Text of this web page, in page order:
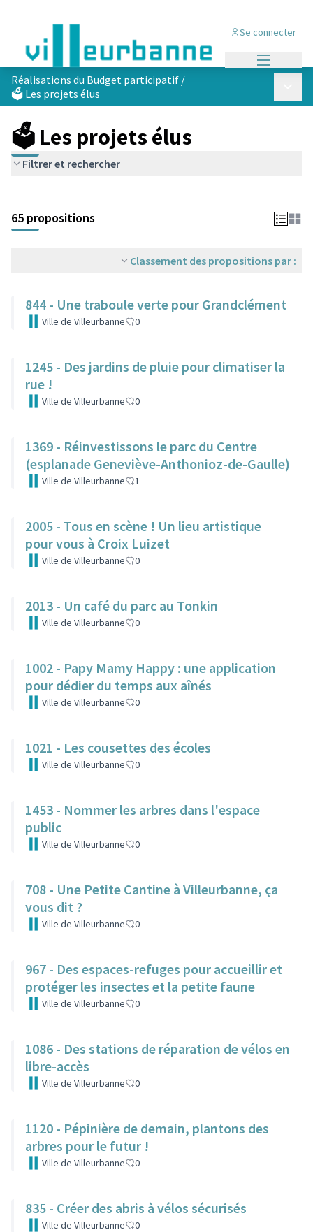
Se connecter
Réalisations du Budget participatif /
🗳️ Les projets élus
🗳️ Les projets élus
Filtrer et rechercher
+
−
65 propositions
Classement des propositions par :
844 - Une traboule verte pour Grandclément
Ville de Villeurbanne 0
1245 - Des jardins de pluie pour climatiser la
rue !
Ville de Villeurbanne 0
1369 - Réinvestissons le parc du Centre
(esplanade Geneviève-Anthonioz-de-Gaulle)
Ville de Villeurbanne 1
2005 - Tous en scène ! Un lieu artistique
pour vous à Croix Luizet
Ville de Villeurbanne 0
2013 - Un café du parc au Tonkin
Ville de Villeurbanne 0
1002 - Papy Mamy Happy : une application
pour dédier du temps aux aînés
Ville de Villeurbanne 0
1021 - Les cousettes des écoles
Ville de Villeurbanne 0
1453 - Nommer les arbres dans l'espace
public
Ville de Villeurbanne 0
708 - Une Petite Cantine à Villeurbanne, ça
vous dit ?
Ville de Villeurbanne 0
967 - Des espaces-refuges pour accueillir et
protéger les insectes et la petite faune
Ville de Villeurbanne 0
1086 - Des stations de réparation de vélos en
libre-accès
Ville de Villeurbanne 0
1120 - Pépinière de demain, plantons des
arbres pour le futur !
Ville de Villeurbanne 0
835 - Créer des abris à vélos sécurisés
Ville de Villeurbanne 0